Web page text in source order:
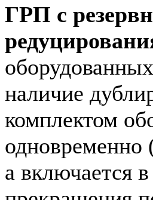
ГРП с
наличие
комплектом
одновременно
а включается